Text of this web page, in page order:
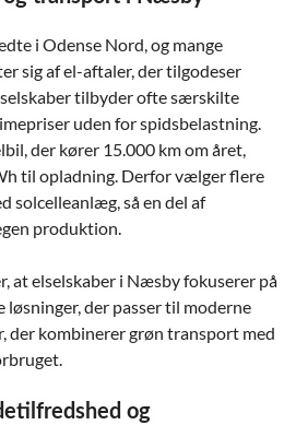
i Odense Nord, og mange
sig af el-aftaler, der tilgodeser
tilbyder ofte særskilte
uden for spidsbelastning.
der kører 15.000 km om året,
til opladning. Derfor vælger flere
solcelleanlæg, så en del af
produktion.
at elselskaber i Næsby fokuserer på
løsninger, der passer til moderne
der kombinerer grøn transport med
og